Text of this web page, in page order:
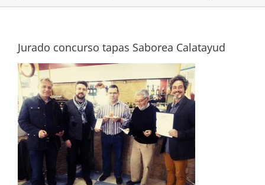
Jurado concurso tapas Saborea Calatayud